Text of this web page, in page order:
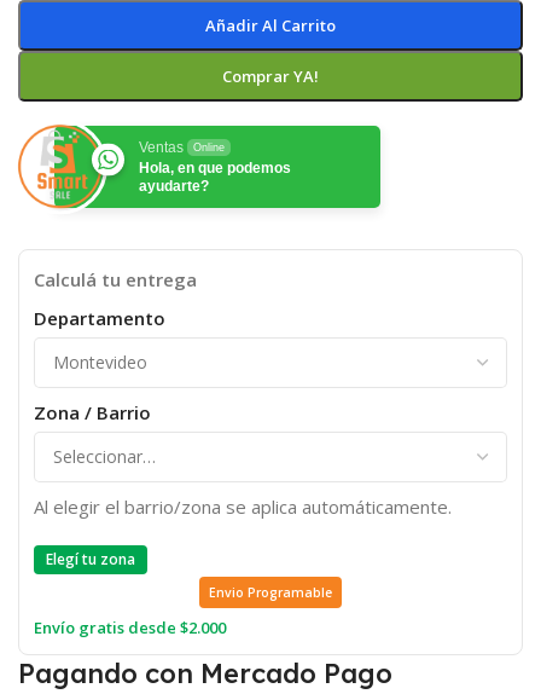
Añadir Al Carrito
Comprar YA!
Ventas Online
Hola, en que podemos
ayudarte?
Calculá tu entrega
Departamento
Zona / Barrio
Al elegir el barrio/zona se aplica automáticamente.
Elegí tu zona
Envio Programable
Envío gratis desde $2.000
Pagando con Mercado Pago